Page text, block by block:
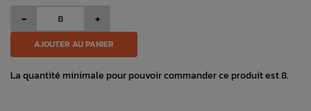
- +
AJOUTER AU PANIER
La quantité minimale pour pouvoir commander ce produit est 8.